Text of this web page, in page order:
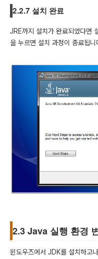
2.2.7 설치 완료
JRE까지 설치가 완료되었다면
을 누르면 설치 과정이 종료됩니
2.3 Java 실행 환경
윈도우즈에서 JDK를 설치하고